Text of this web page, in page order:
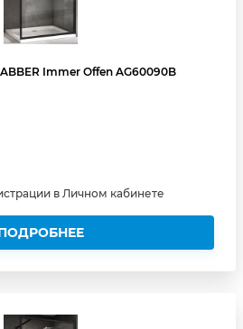
Immer Offen AG60090B
в Личном кабинете